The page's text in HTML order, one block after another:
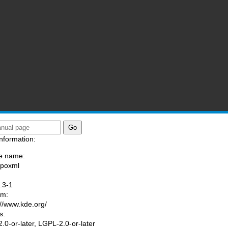
name:
1
www.kde.org/
or-later, LGPL-2.0-or-later